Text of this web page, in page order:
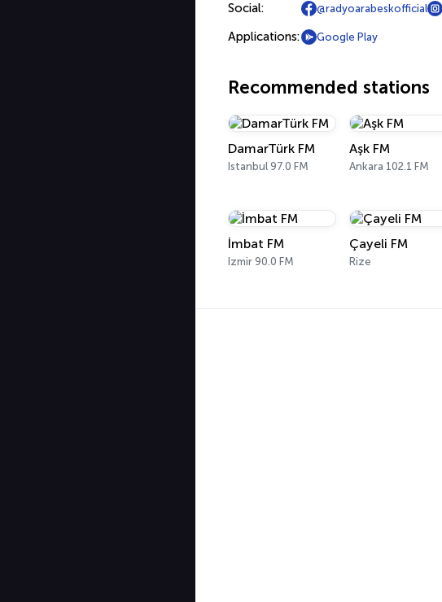
Social: @radyoarabeskofficial
Applications: Google Play
Recommended stations
DamarTürk FM
Istanbul 97.0 FM
Aşk FM
Ankara 102.1 FM
İmbat FM
Izmir 90.0 FM
Çayeli FM
Rize